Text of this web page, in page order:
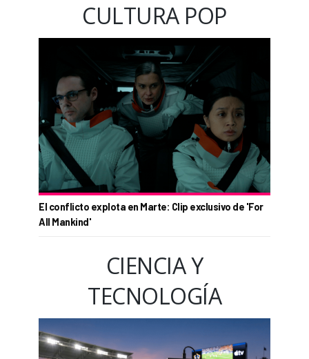
CULTURA POP
El conflicto explota en Marte: Clip exclusivo de 'For
All Mankind'
CIENCIA Y
TECNOLOGÍA